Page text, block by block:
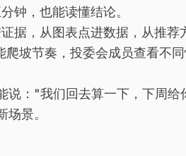
钟，也能读懂结论。
据，从图表点进数据，从推荐
坡节奏，投委会成员查看不
说："我们回去算一下，下周给
景。